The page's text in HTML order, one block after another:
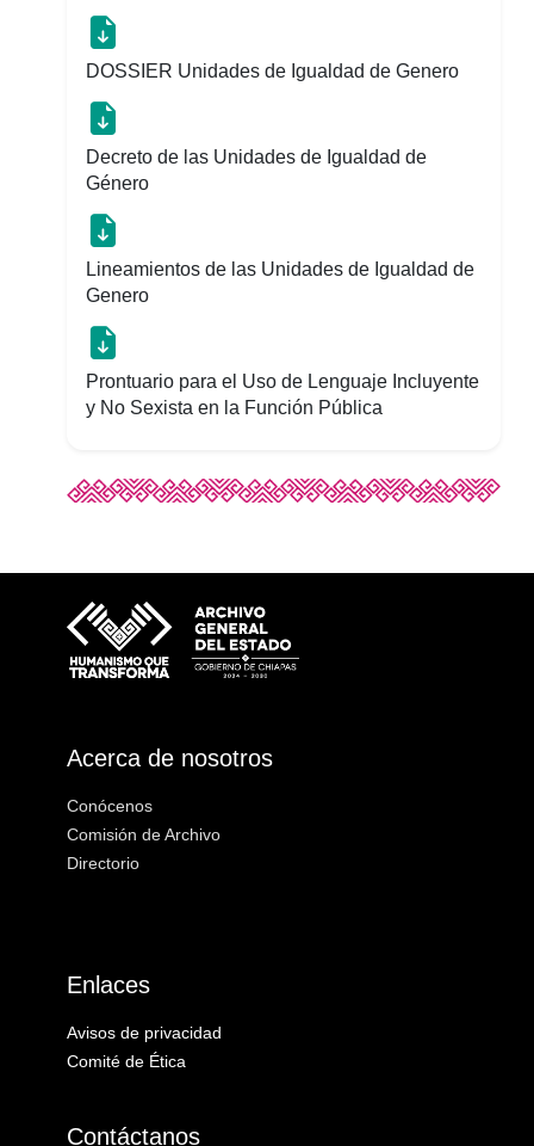
DOSSIER Unidades de Igualdad de Genero
Decreto de las Unidades de Igualdad de
Género
Lineamientos de las Unidades de Igualdad de
Genero
Prontuario para el Uso de Lenguaje Incluyente
y No Sexista en la Función Pública
Acerca de nosotros
Conócenos
Comisión de Archivo
Directorio
Enlaces
Avisos de privacidad
Comité de Ética
Contáctanos